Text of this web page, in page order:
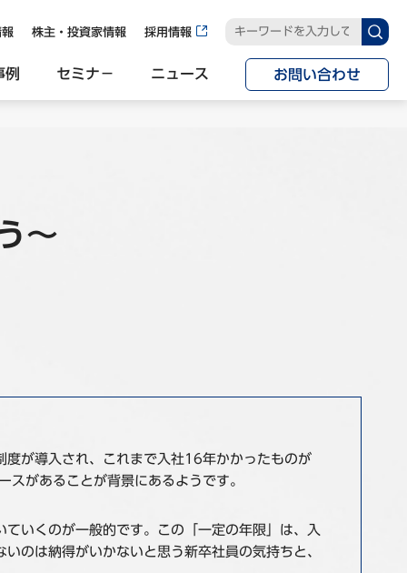
報 株主・投資家情報 採用情報
例 セミナ− ニュース お問い合わせ
～
が導入され、これまで入社16年かかったものが
があることが背景にあるようです。
いくのが一般的です。この「一定の年限」は、入
のは納得がいかないと思う新卒社員の気持ちと、